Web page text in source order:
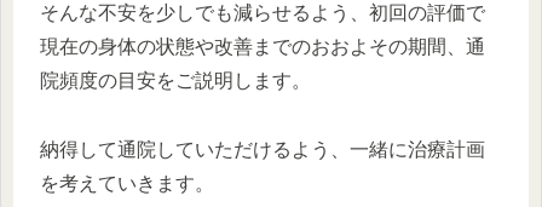
そんな不安を少しでも減らせるよう、初回の評価で
現在の身体の状態や改善までのおおよその期間、通
院頻度の目安をご説明します。
納得して通院していただけるよう、一緒に治療計画
を考えていきます。